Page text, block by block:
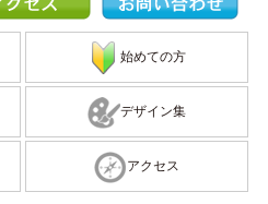
始めての方
デザイン集
アクセス